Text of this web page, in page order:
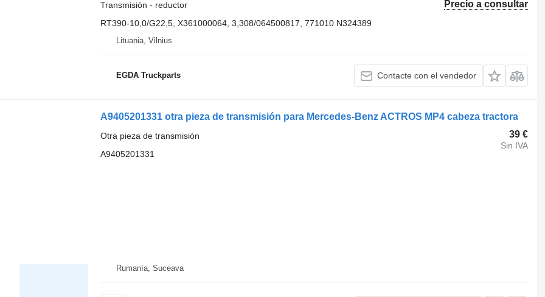
Precio a consultar
Transmisión - reductor
RT390-10,0/G22,5, X361000064, 3,308/064500817, 771010 N324389
Lituania, Vilnius
EGDA Truckparts Contacte con el vendedor
A9405201331 otra pieza de transmisión para Mercedes-Benz ACTROS MP4 cabeza tractora
39 €
Sin IVA
Otra pieza de transmisión
A9405201331
Rumanía, Suceava